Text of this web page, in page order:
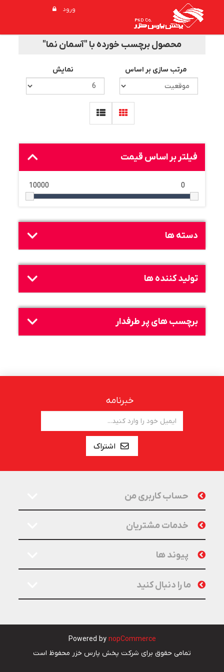
ورود
محصول برچسب خورده با "آسمان نما"
مرتب سازی بر اساس نمایش
فیلتر بر اساس قیمت
0
10000
دسته ها
تولید کننده ها
برچسب های پر طرفدار
خبرنامه
اشتراک
حساب کاربری من
خدمات مشتریان
پیوند ها
ما را دنبال کنید
Powered by nopCommerce
تمامی حقوق برای شرکت پخش پارس خزر محفوظ است